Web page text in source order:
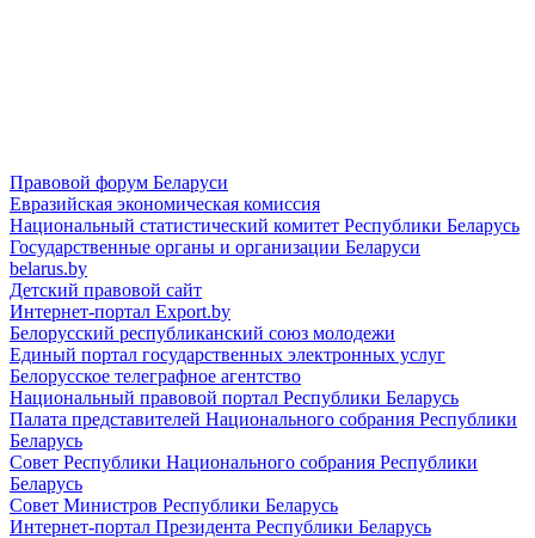
Правовой форум Беларуси
Евразийская экономическая комиссия
Национальный статистический комитет Республики Беларусь
Государственные органы и организации Беларуси
belarus.by
Детский правовой сайт
Интернет-портал Export.by
Белорусский республиканский союз молодежи
Единый портал государственных электронных услуг
Белорусское телеграфное агентство
Национальный правовой портал Республики Беларусь
Палата представителей Национального собрания Республики
Беларусь
Совет Республики Национального собрания Республики
Беларусь
Совет Министров Республики Беларусь
Интернет-портал Президента Республики Беларусь